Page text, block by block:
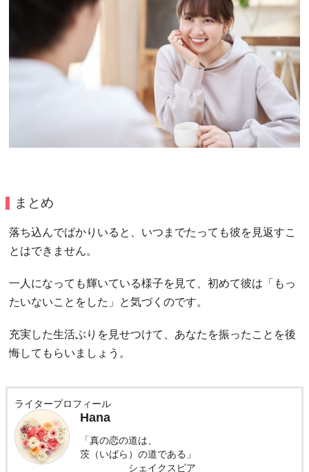
まとめ
落ち込んでばかりいると、いつまでたっても彼を見返すこ
とはできません。
一人になっても輝いている様子を見て、初めて彼は「もっ
たいないことをした」と気づくのです。
充実した生活ぶりを見せつけて、あなたを振ったことを後
悔してもらいましょう。
ライタープロフィール
Hana
「真の恋の道は、
茨（いばら）の道である」
シェイクスピア